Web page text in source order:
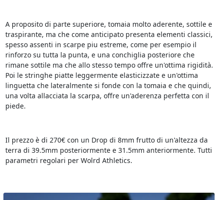
A proposito di parte superiore, tomaia molto aderente, sottile e
traspirante, ma che come anticipato presenta elementi classici,
spesso assenti in scarpe piu estreme, come per esempio il
rinforzo su tutta la punta, e una conchiglia posteriore che
rimane sottile ma che allo stesso tempo offre un'ottima rigidità.
Poi le stringhe piatte leggermente elasticizzate e un'ottima
linguetta che lateralmente si fonde con la tomaia e che quindi,
una volta allacciata la scarpa, offre un'aderenza perfetta con il
piede.
Il prezzo è di 270€ con un Drop di 8mm frutto di un'altezza da
terra di 39.5mm posteriormente e 31.5mm anteriormente. Tutti
parametri regolari per Wolrd Athletics.